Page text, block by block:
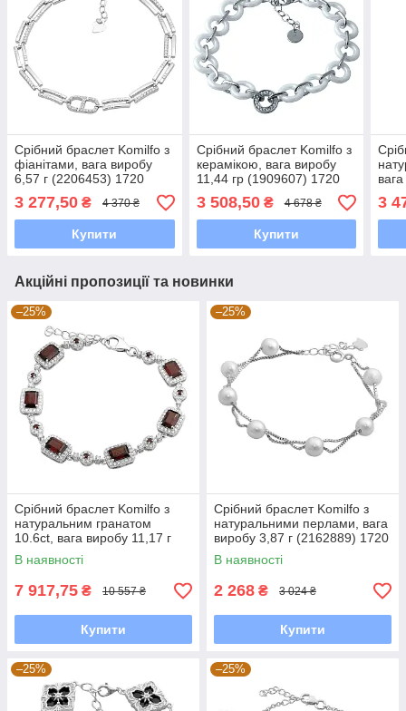
Срібний браслет Komilfo з
фіанітами, вага виробу
6,57 г (2206453) 1720
розмір
3 277,50 ₴ 4 370 ₴
Купити
Срібний браслет Komilfo з
керамікою, вага виробу
11,44 гр (1909607) 1720
розмір
3 508,50₴ 4 678 ₴
Купити
3
Акційні пропозиції та новинки
–25%
Срібний браслет Komilfo з
натуральним гранатом
10.6ct, вага виробу 11,17 г
(2173229) 1720 розмір
В наявності
7 917,75 ₴ 10 557 ₴
Купити
–25%
Срібний браслет Komilfo з
натуральними перлами, вага
виробу 3,87 г (2162889) 1720
розмір
В наявності
2 268 ₴ 3 024 ₴
Купити
–25% –25%